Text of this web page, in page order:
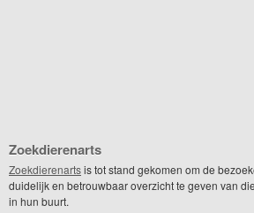
Zoekdierenarts
Zoekdierenartsis tot stand gekomen om de
duidelijk en betrouwbaar overzicht te geven van
in hun buurt.